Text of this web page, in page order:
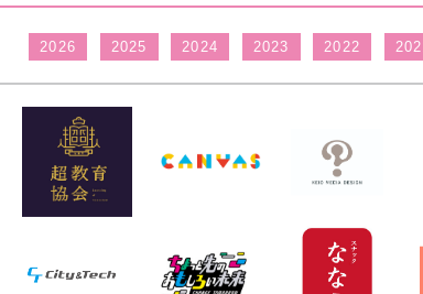
2026 2025 2024 2023 2022